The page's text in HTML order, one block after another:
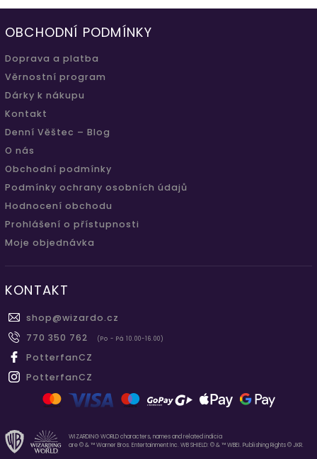
OBCHODNÍ PODMÍNKY
Doprava a platba
Věrnostní program
Dárky k nákupu
Kontakt
Denní Věštec – Blog
O nás
Obchodní podmínky
Podmínky ochrany osobních údajů
Hodnocení obchodu
Prohlášení o přístupnosti
Moje objednávka
KONTAKT
shop@wizardo.cz
770 350 762
(Po - Pá 10.00-16.00)
PotterfanCZ
PotterfanCZ
WIZARDING WORLD characters, names and related indicia
are © & ™ Warner Bros. Entertainment Inc. WB SHIELD: © & ™ WBEI. Publishing Rights © JKR.